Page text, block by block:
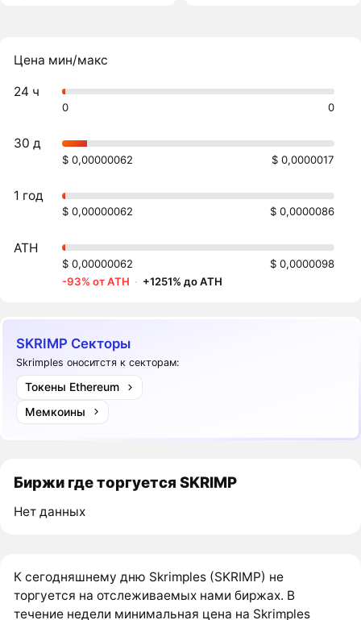
Цена мин/макс
24 ч
0 0
30 д
$ 0,00000062 $ 0,0000017
1 год
$ 0,00000062 $ 0,0000086
ATH
$ 0,00000062
$ 0,0000098
-93% от ATH · +1251% до ATH
SKRIMP Секторы
Skrimples оноситстя к секторам:
Токены Ethereum
Мемкоины
Биржи где торгуется SKRIMP
Нет данных
К сегодняшнему дню Skrimples (SKRIMP) не
торгуется на отслеживаемых нами биржах. В
течение недели минимальная цена на Skrimples